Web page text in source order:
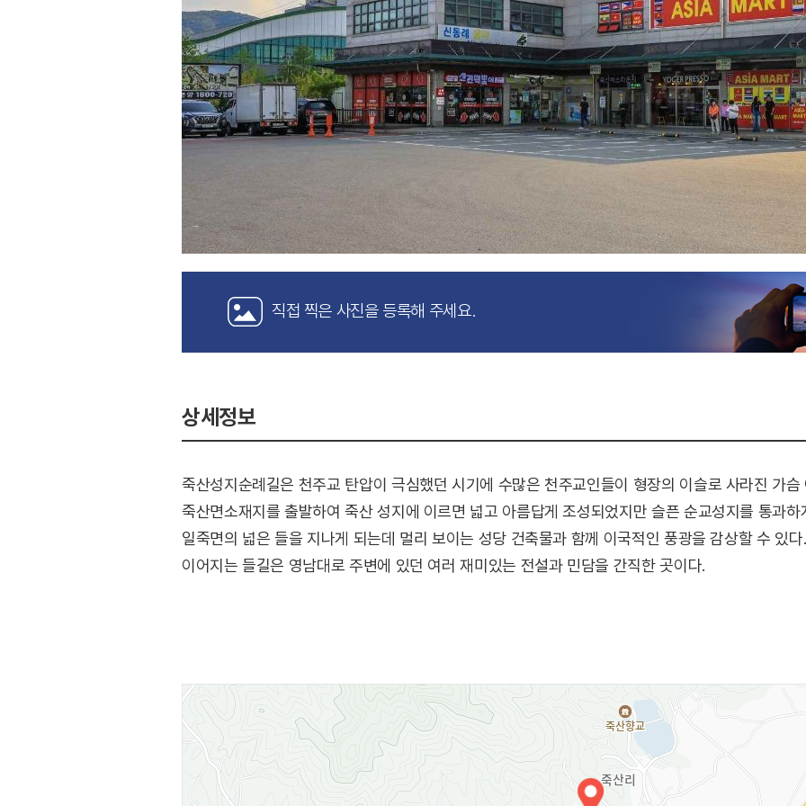
직접 찍은 사진을 등록해 주세요.
상세정보
죽산성지순례길은 천주교 탄압이 극심했던 시기에 수많은 천주교인들이 형장의 이슬로 사라진 가
죽산면소재지를 출발하여 죽산 성지에 이르면 넓고 아름답게 조성되었지만 슬픈 순교성지를 통과
일죽면의 넓은 들을 지나게 되는데 멀리 보이는 성당 건축물과 함께 이국적인 풍광을 감상할 수 있
이어지는 들길은 영남대로 주변에 있던 여러 재미있는 전설과 민담을 간직한 곳이다.